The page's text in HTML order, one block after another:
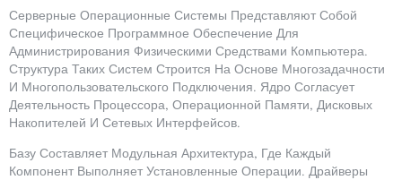
Серверные Операционные Системы Представляют Собой
Специфическое Программное Обеспечение Для
Администрирования Физическими Средствами Компьютера.
Структура Таких Систем Строится На Основе Многозадачности
И Многопользовательского Подключения. Ядро Согласует
Деятельность Процессора, Операционной Памяти, Дисковых
Накопителей И Сетевых Интерфейсов.
Базу Составляет Модульная Архитектура, Где Каждый
Компонент Выполняет Установленные Операции. Драйверы